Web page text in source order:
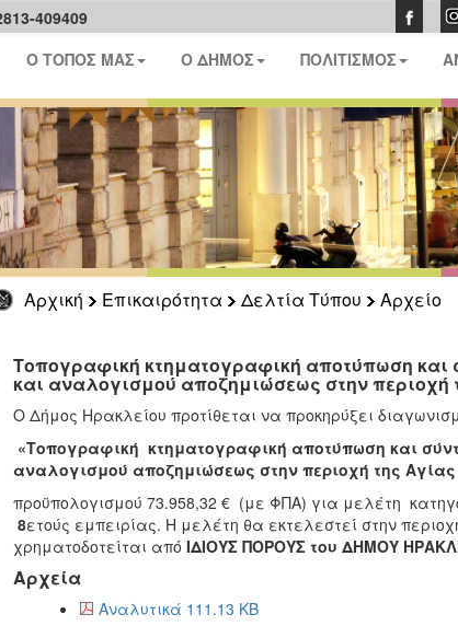
409409
Ο ΤΟΠΟΣ ΜΑΣ Ο ΔΗΜΟΣ ΠΟΛΙΤΙΣΜΟΣ
Αρχική Επικαιρότητα Δελτία Τύπου
Αρχείο
Τοπογραφική κτηματογραφική αποτύπωση
και αναλογισμού αποζημιώσεως στην
Ο Δήμος Ηρακλείου προτίθεται να προκηρύξει
«Τοπογραφική κτηματογραφική αποτύπωση και
αναλογισμού αποζημιώσεως στην περιοχή της
προϋπολογισμού 73.958,32 € (με ΦΠΑ) για μελέτη
8ετούς εμπειρίας. Η μελέτη θα εκτελεστεί στην
χρηματοδοτείται από ΙΔΙΟΥΣ ΠΟΡΟΥΣ του ΔΗΜΟΥ
Αρχεία
Αναλυτικά 111.13 KB